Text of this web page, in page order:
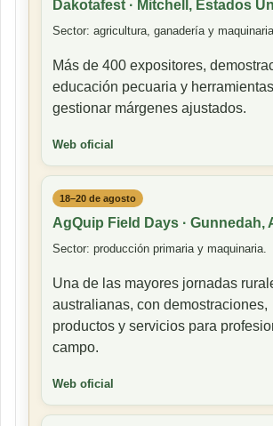
Dakotafest · Mitchell, Estados
Sector: agricultura, ganadería y
Más de 400 expositores,
educación pecuaria y
gestionar márgenes ajustados.
Web oficial
18–20 de agosto
AgQuip Field Days · Gunnedah,
Sector: producción primaria y maquinaria.
Una de las mayores jornadas
australianas, con demostraciones,
productos y servicios para
campo.
Web oficial